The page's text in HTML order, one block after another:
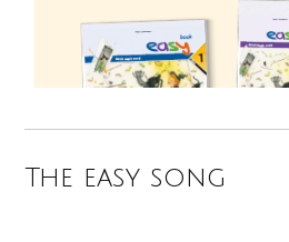
The easy song